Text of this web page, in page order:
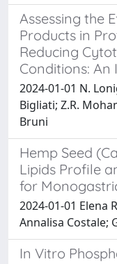
Assessing the
Products in
Reducing
Conditions: An
2024-01-01 N.
Bigliati; Z.R.
Bruni
Hemp Seed
Lipids Profile
for
2024-01-01 Elena
Annalisa Costale;
In Vitro